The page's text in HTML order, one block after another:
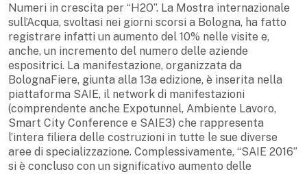
Numeri in crescita per “H2O”. La Mostra internazionale
sull’Acqua, svoltasi nei giorni scorsi a Bologna, ha fatto
registrare infatti un aumento del 10% nelle visite e,
anche, un incremento del numero delle aziende
espositrici. La manifestazione, organizzata da
BolognaFiere, giunta alla 13a edizione, è inserita nella
piattaforma SAIE, il network di manifestazioni
(comprendente anche Expotunnel, Ambiente Lavoro,
Smart City Conference e SAIE3) che rappresenta
l’intera filiera delle costruzioni in tutte le sue diverse
aree di specializzazione. Complessivamente, “SAIE 2016”
si è concluso con un significativo aumento delle